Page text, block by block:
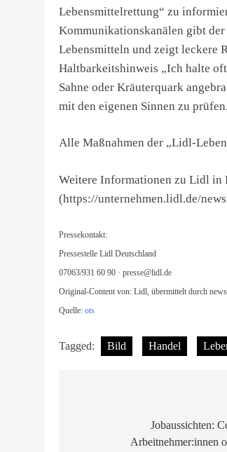
Lebensmittelrettung“ zu
Kommunikationskanälen gibt
Lebensmitteln und zeigt leckere
Haltbarkeitshinweis „Ich halte
Sahne oder Kräuterquark
mit den eigenen Sinnen zu prüfen.
Alle Maßnahmen der „Lidl-
Weitere Informationen zu Lidl in
(https://unternehmen.lidl.de/
Pressekontakt:
Pressestelle Lidl Deutschland
07063/931 60 90 · presse@lidl.de
Original-Content von: Lidl, übermittelt durch
Quelle: ots
Tagged: Bild Handel
Jobaussichten:
Arbeitnehmer:innen